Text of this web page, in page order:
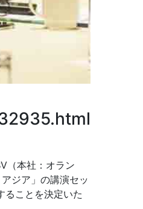
（本社：オラン
ジア」の講演セッ
ることを決定いた